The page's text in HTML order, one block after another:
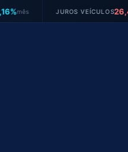
JUROS VEÍCULOS26,44%a.a.